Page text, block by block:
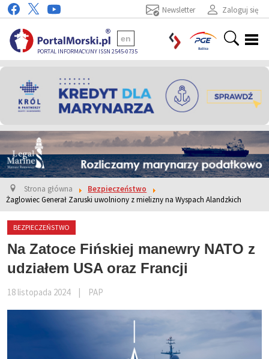
Zaloguj się
Newsletter
PORTAL INFORMACYJNY ISSN 2545-0735
en
Strona główna
Bezpieczeństwo
Żaglowiec Generał Zaruski uwolniony z mielizny na Wyspach Alandzkich
BEZPIECZEŃSTWO
Na Zatoce Fińskiej manewry NATO z
udziałem USA oraz Francji
18 listopada 2024 PAP